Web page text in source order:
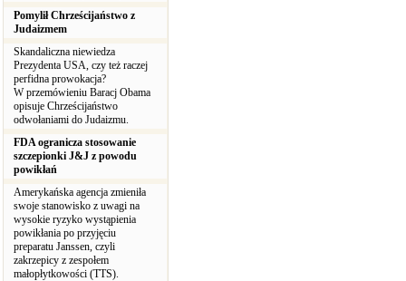
Pomylił Chrześcijaństwo z
Judaizmem
Skandaliczna niewiedza
Prezydenta USA, czy też raczej
perfidna prowokacja?
W przemówieniu Baracj Obama
opisuje Chrześcijaństwo
odwołaniami do Judaizmu.
FDA ogranicza stosowanie
szczepionki J&J z powodu
powikłań
Amerykańska agencja zmieniła
swoje stanowisko z uwagi na
wysokie ryzyko wystąpienia
powikłania po przyjęciu
preparatu Janssen, czyli
zakrzepicy z zespołem
małopłytkowości (TTS).